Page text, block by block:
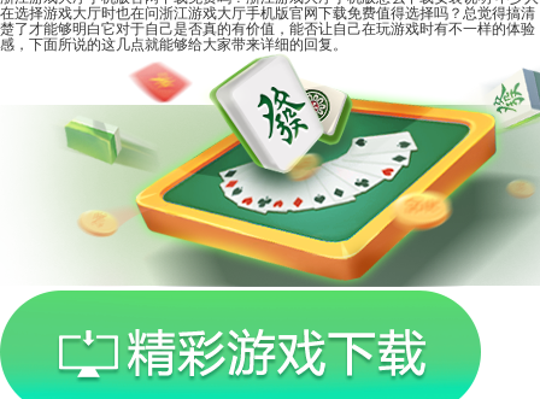
在选择游戏大厅时也在问浙江游戏大厅手机版官网下载免费值得选择吗？总觉得搞清
楚了才能够明白它对于自己是否真的有价值，能否让自己在玩游戏时有不一样的体验
感，下面所说的这几点就能够给大家带来详细的回复。